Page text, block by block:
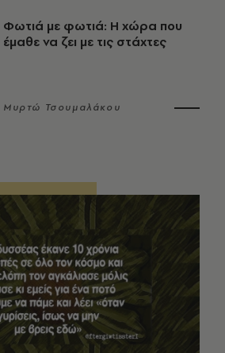
Φωτιά με φωτιά: Η χώρα που
έμαθε να ζει με τις στάχτες
Μυρτώ Τσουμαλάκου